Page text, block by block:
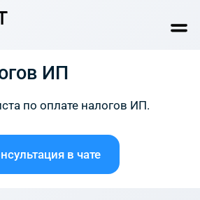
ИП
по оплате налогов ИП.
в чате